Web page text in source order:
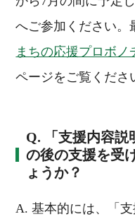
へご参加ください。
まちの応援プロボノ
ページをご覧くださ
Q. 「支援内容説
の後の支援を受
ょうか？
A. 基本的には、「